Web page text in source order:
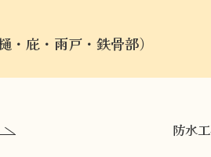
・庇・雨戸・鉄骨部）
防水